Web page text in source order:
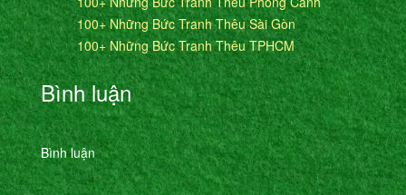
100+ Những Bức Tranh Thêu Sài Gòn
100+ Những Bức Tranh Thêu TPHCM
Bình luận
Bình luận